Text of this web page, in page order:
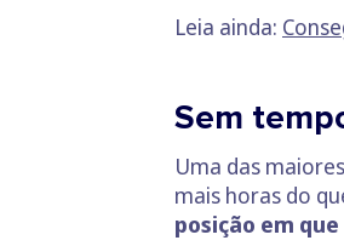
Leia ainda:
Sem
Uma das
mais horas do
posição em